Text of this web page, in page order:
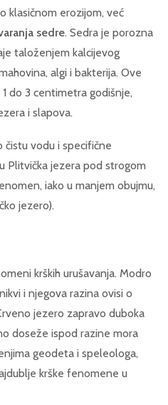
klasičnom erozijom, već
sedre. Sedra je porozna
taloženjem kalcijevog
algi i bakterija. Ove
do 3 centimetra godišnje,
i slapova.
čistu vodu i specifične
Plitvička jezera pod strogom
iako u manjem obujmu,
jezero).
krških urušavanja. Modro
i njegova razina ovisi o
jezero zapravo duboka
doseže ispod razine mora
geodeta i speleologa,
krške fenomene u